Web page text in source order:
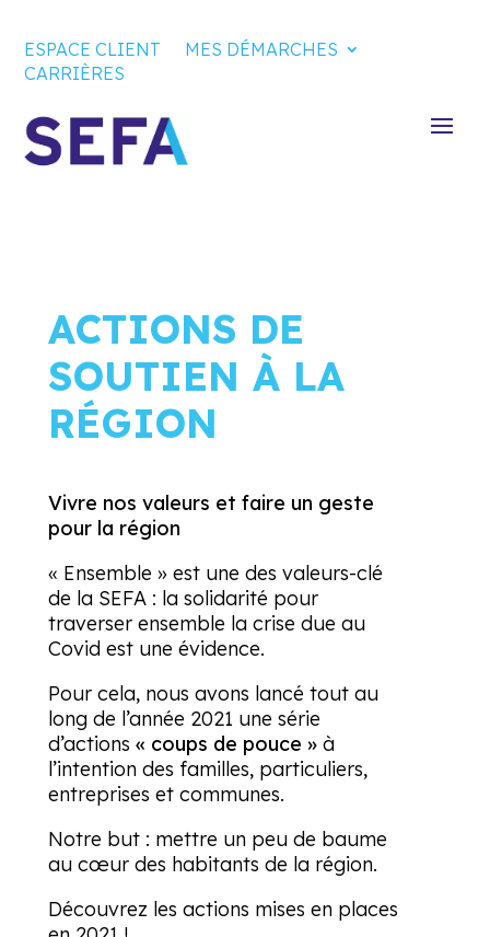
ESPACE CLIENT
MES DÉMARCHES
CARRIÈRES
ACTIONS DE
SOUTIEN À LA
RÉGION
Vivre nos valeurs et faire un geste
pour la région
« Ensemble » est une des valeurs-clé
de la SEFA : la solidarité pour
traverser ensemble la crise due au
Covid est une évidence.
Pour cela, nous avons lancé tout au
long de l’année 2021 une série
d’actions « coups de pouce » à
l’intention des familles, particuliers,
entreprises et communes.
Notre but : mettre un peu de baume
au cœur des habitants de la région.
Découvrez les actions mises en places